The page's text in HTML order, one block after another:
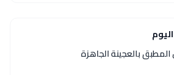
بالعجينة الجاهزة